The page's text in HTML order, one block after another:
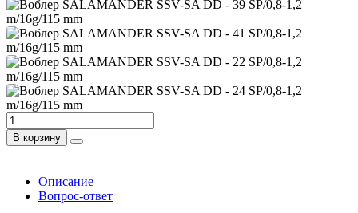
В корзину
Описание
Вопрос-ответ